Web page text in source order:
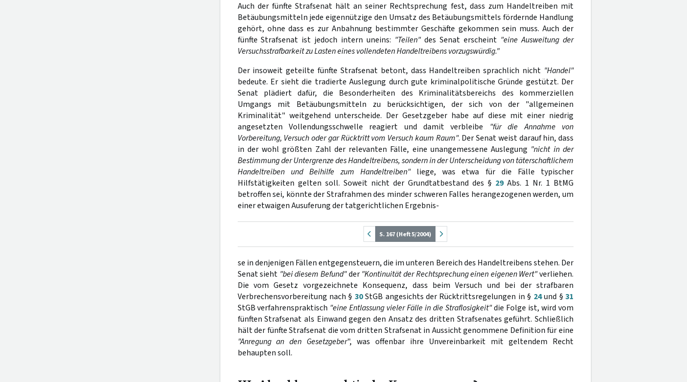
Auch der fünfte Strafsenat hält an seiner Rechtsprechung fest, dass zum Handeltreiben mit
Betäubungsmitteln jede eigennützige den Umsatz des Betäubungsmittels fördernde Handlung
gehört, ohne dass es zur Anbahnung bestimmter Geschäfte gekommen sein muss. Auch der
fünfte Strafsenat ist jedoch intern uneins: "Teilen"des Senat erscheint "eine Ausweitung der
Versuchsstrafbarkeit zu Lasten eines vollendeten Handeltreibens vorzugswürdig."
Der insoweit geteilte fünfte Strafsenat betont, dass Handeltreiben sprachlich nicht "Handel"
bedeute. Er sieht die tradierte Auslegung durch gute kriminalpolitische Gründe gestützt. Der
Senat plädiert dafür, die Besonderheiten des Kriminalitätsbereichs des kommerziellen
Umgangs mit Betäubungsmitteln zu berücksichtigen, der sich von der "allgemeinen
Kriminalität" weitgehend unterscheide. Der Gesetzgeber habe auf diese mit einer niedrig
angesetzten Vollendungsschwelle reagiert und damit verbleibe "für die Annahme von
Vorbereitung, Versuch oder gar Rücktritt vom Versuch kaum Raum". Der Senat weist darauf hin, dass
in der wohl größten Zahl der relevanten Fälle, eine unangemessene Auslegung "nicht in der
Bestimmung der Untergrenze des Handeltreibens, sondern in der Unterscheidung von täterschaftlichem
Handeltreiben und Beihilfe zum Handeltreiben"liege, was etwa für die Fälle typischer
Hilfstätigkeiten gelten soll. Soweit nicht der Grundtatbestand des § 29Abs. 1 Nr. 1 BtMG
betroffen sei, könnte der Strafrahmen des minder schweren Falles herangezogenen werden, um
einer etwaigen Ausuferung der tatgerichtlichen Ergebnis-
S. 167 (Heft 5/2004)
se in denjenigen Fällen entgegensteuern, die im unteren Bereich des Handeltreibens stehen. Der
Senat sieht "bei diesem Befund"der "Kontinuität der Rechtsprechung einen eigenen Wert"verliehen.
Die vom Gesetz vorgezeichnete Konsequenz, dass beim Versuch und bei der strafbaren
Verbrechensvorbereitung nach § 30StGB angesichts der Rücktrittsregelungen in § 24und §31
StGB verfahrenspraktisch "eine Entlassung vieler Fälle in die Straflosigkeit"die Folge ist, wird vom
fünften Strafsenat als Einwand gegen den Ansatz des dritten Strafsenates geführt. Schließlich
hält der fünfte Strafsenat die vom dritten Strafsenat in Aussicht genommene Definition für eine
"Anregung an den Gesetzgeber", was offenbar ihre Unvereinbarkeit mit geltendem Recht
behaupten soll.